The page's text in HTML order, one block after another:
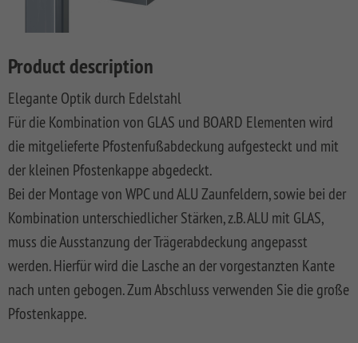
BOARD
BOARD
SYSTEM
GLAS
SYSTEM
ALU
XL
SYSTEM
ALU
PLUS
SYSTEM
RHOMBUS
Fence
SYSTEM
SYSTEM
ALU
XL
SYSTEM
ALU
PLUS
SYSTEM
FLOW
WPC
JUMBO
WPC
SYSTEM
NEO
WPC
PLATINUM
SYSTEM
WPC
PLATINUM
XL
SYSTEM
Mesh
WEAVE
LÜX
WEAVE
Softwood
Fences,
Coulour
Varnished
Softwood
Fences,
VPI
Wood
Fences
SYSTEM
NEO
CARA
LONGLIFE
CARA
Fences
Of
And
Metal
SYSTEM
RHOMBUS
Front
Garden
Fence
SQUADRA
Front
Garden
Fence
AROS
Wooden
Front
Garden
Fences
KIBU
Thermo-
Holz
RAJA
Hardwood
WPC
DREAMDECK
WPC
BICOLOR
DREAMDECK
WPC
PLUS
DREAMDECK
Lichtsystem
WPC
Floor
Planks
System
PRO
Sandboxes
and
Playground
Equipment
Playcenter
And
Swings
Public
Playgrounds
Planters
Pflanzkästen
Rhombus
Planters
WPC
Planters
Softwood
Planters
pressure
impregnated
Wish
list(0)
Videos
Videos
Materialkunde
Aufbauanleitungen
Händlersuche
Product description
Elegante Optik durch Edelstahl
Für die Kombination von GLAS und BOARD Elementen wird
die mitgelieferte Pfostenfußabdeckung aufgesteckt und mit
der kleinen Pfostenkappe abgedeckt.
Bei der Montage von WPC und ALU Zaunfeldern, sowie bei der
Kombination unterschiedlicher Stärken, z.B. ALU mit GLAS,
muss die Ausstanzung der Trägerabdeckung angepasst
werden. Hierfür wird die Lasche an der vorgestanzten Kante
nach unten gebogen. Zum Abschluss verwenden Sie die große
Pfostenkappe.